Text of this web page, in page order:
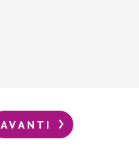
AVANTI